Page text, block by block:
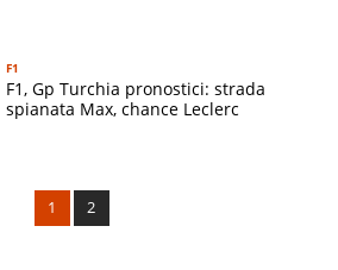
F1
F1, Gp Turchia pronostici: strada
spianata Max, chance Leclerc
1 2